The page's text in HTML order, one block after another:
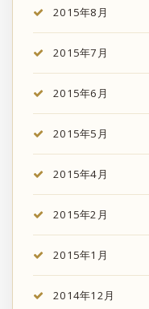
2015年8月
2015年7月
2015年6月
2015年5月
2015年4月
2015年2月
2015年1月
2014年12月